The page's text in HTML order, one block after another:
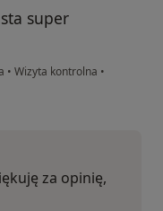
super
• Wizyta kontrolna •
za opinię,